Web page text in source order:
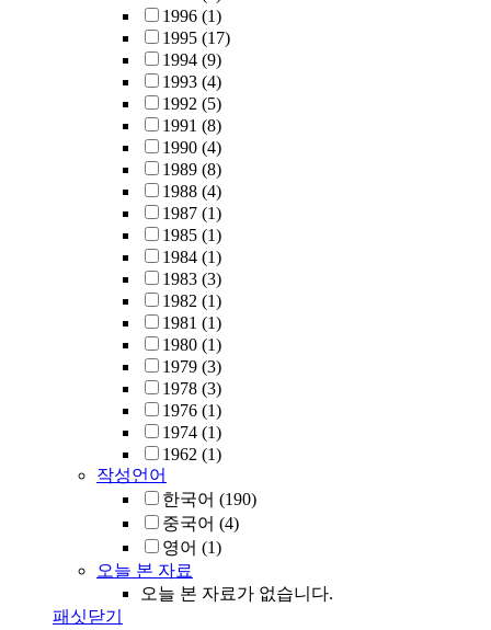
1996 (1)
1995 (17)
1994 (9)
1993 (4)
1992 (5)
1991 (8)
1990 (4)
1989 (8)
1988 (4)
1987 (1)
1985 (1)
1984 (1)
1983 (3)
1982 (1)
1981 (1)
1980 (1)
1979 (3)
1978 (3)
1976 (1)
1974 (1)
1962 (1)
작성언어
한국어 (190)
중국어 (4)
영어 (1)
오늘 본 자료
오늘 본 자료가 없습니다.
패싯닫기